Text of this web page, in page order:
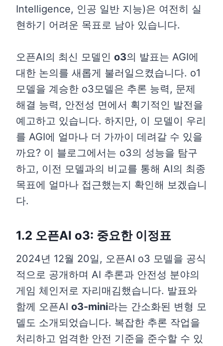
Intelligence, 인공 일반 지능)은 여전히 실
현하기 어려운 목표로 남아 있습니다.
오픈AI의 최신 모델인 o3의 발표는 AGI에
대한 논의를 새롭게 불러일으켰습니다. o1
모델을 계승한 o3모델은 추론 능력, 문제
해결 능력, 안전성 면에서 획기적인 발전을
예고하고 있습니다. 하지만, 이 모델이 우리
를 AGI에 얼마나 더 가까이 데려갈 수 있을
까요? 이 블로그에서는 o3의 성능을 탐구
하고, 이전 모델과의 비교를 통해 AI의 최종
목표에 얼마나 접근했는지 확인해 보겠습니
다.
1.2 오픈AI o3: 중요한 이정표
2024년 12월 20일, 오픈AI o3 모델을 공식
적으로 공개하며 AI 추론과 안전성 분야의
게임 체인저로 자리매김했습니다. 발표와
함께 오픈AI o3-mini라는 간소화된 변형 모
델도 소개되었습니다. 복잡한 추론 작업을
처리하고 엄격한 안전 기준을 준수할 수 있